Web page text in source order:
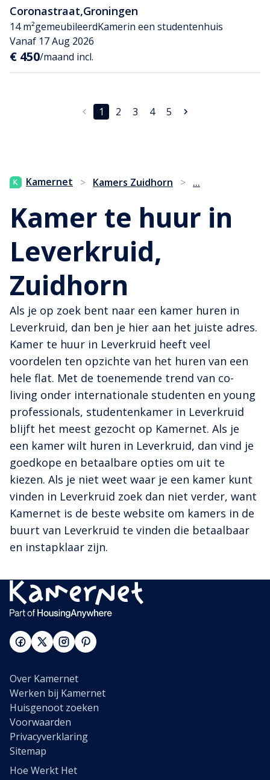
Coronastraat,Groningen
14 m²gemeubileerdKamerin een studentenhuis
Vanaf 17 Aug 2026
€ 450/maand incl.
1 2 3 4 5
Kamernet > Kamers Zuidhorn > ...
Kamer te huur in
Leverkruid,
Zuidhorn
Als je op zoek bent naar een kamer huren in
Leverkruid, dan ben je hier aan het juiste adres.
Kamer te huur in Leverkruid heeft veel
voordelen ten opzichte van het huren van een
hele flat. Met de toenemende trend van co-
living onder internationale studenten en young
professionals, studentenkamer in Leverkruid
blijft het meest gezocht op Kamernet. Als je
een kamer wilt huren in Leverkruid, dan vind je
goedkope en betaalbare opties om uit te
kiezen. Als je niet weet waar je een kamer kunt
vinden in Leverkruid zoek dan niet verder, want
Kamernet is de beste website om kamers in de
buurt van Leverkruid te vinden die betaalbaar
en instapklaar zijn.
Over Kamernet
Werken bij Kamernet
Huisgenoot zoeken
Voorwaarden
Privacyverklaring
Sitemap
Hoe Werkt Het